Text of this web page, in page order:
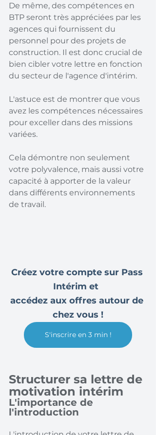
De même, des compétences en
BTP seront très appréciées par les
agences qui fournissent du
personnel pour des projets de
construction. Il est donc crucial de
bien cibler votre lettre en fonction
du secteur de l'agence d'intérim.
L'astuce est de montrer que vous
avez les compétences nécessaires
pour exceller dans des missions
variées.
Cela démontre non seulement
votre polyvalence, mais aussi votre
capacité à apporter de la valeur
dans différents environnements
de travail.
Créez votre compte sur Pass
Intérim et
accédez aux offres autour de
chez vous !
S'inscrire en 3 min !
Structurer sa lettre de
motivation intérim
L'importance de
l'introduction